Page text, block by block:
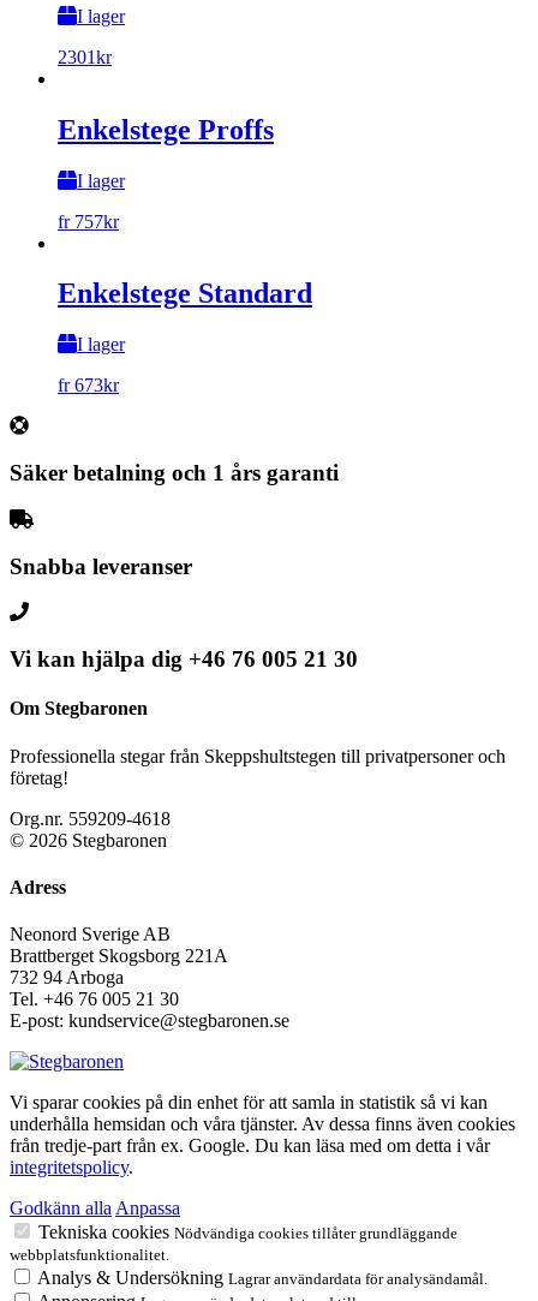
I lager
2301kr
Enkelstege Proffs
I lager
fr 757kr
Enkelstege Standard
I lager
fr673kr
Säker betalning och 1 års garanti
Snabba leveranser
Vi kan hjälpa dig +46 76 005 21 30
Om Stegbaronen
Professionella stegar från Skeppshultstegen till privatpersoner och
företag!
Org.nr. 559209-4618
© 2026 Stegbaronen
Adress
Neonord Sverige AB
Brattberget Skogsborg 221A
732 94 Arboga
Tel. +46 76 005 21 30
E-post: kundservice@stegbaronen.se
Vi sparar cookies på din enhet för att samla in statistik så vi kan
underhålla hemsidan och våra tjänster. Av dessa finns även cookies
från tredje-part från ex. Google. Du kan läsa med om detta i vår
integritetspolicy.
Godkänn alla Anpassa
Tekniska cookies Nödvändiga cookies tillåter grundläggande
webbplatsfunktionalitet.
Analys & Undersökning Lagrar användardata för analysändamål.